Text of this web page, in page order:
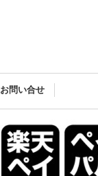
お問い合せ